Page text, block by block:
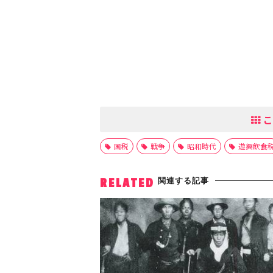
国税 戦争 昭和時代 遊興飲食
RELATED 関連する記事